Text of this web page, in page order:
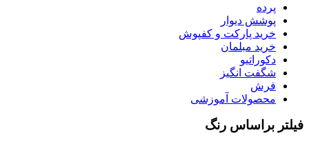
پرده
پوشش دیوار
خرید پارکت و کفپوش
خرید مبلمان
دکوراتیو
شگفت انگیز
فرش
محصولات آموزشی
براساس رنگ